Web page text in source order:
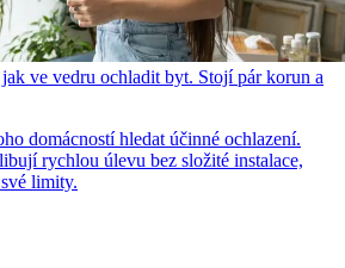
ve vedru ochladit byt. Stojí pár korun a
domácností hledat účinné ochlazení.
rychlou úlevu bez složité instalace,
limity.